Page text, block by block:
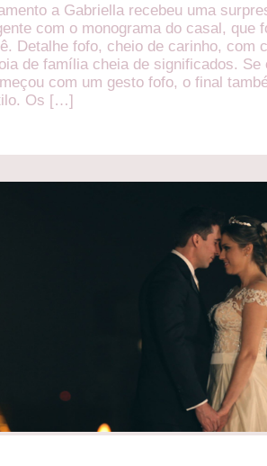
a Gabriella recebeu uma
com o monograma do casal, que
Detalhe fofo, cheio de carinho, com
de família cheia de significados. Se
com um gesto fofo, o final
Os […]